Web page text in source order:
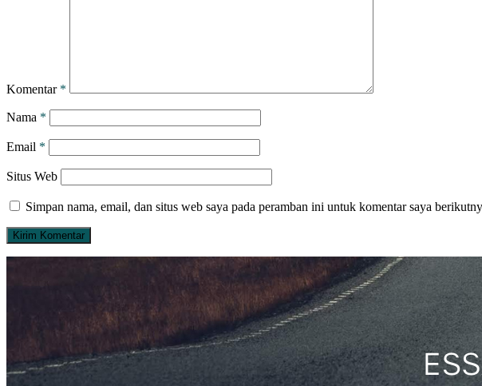
Komentar *
Nama *
Email *
Situs Web
Simpan nama, email, dan situs web saya pada peramban ini untuk komentar saya